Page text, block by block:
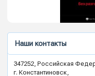
Наши контакты
347252, Российская
г. Константиновск,